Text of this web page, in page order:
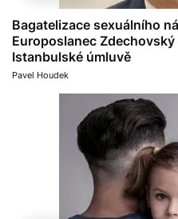
Bagatelizace sexuálního
Europoslanec
Istanbulské úmluvě
Pavel Houdek